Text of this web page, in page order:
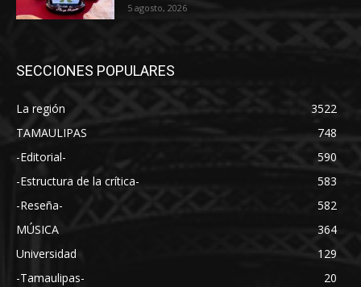
5 agosto, 2026
SECCIONES POPULARES
La región
3522
TAMAULIPAS
748
-Editorial-
590
-Estructura de la crítica-
583
-Reseña-
582
MÚSICA
364
Universidad
129
-Tamaulipas-
20